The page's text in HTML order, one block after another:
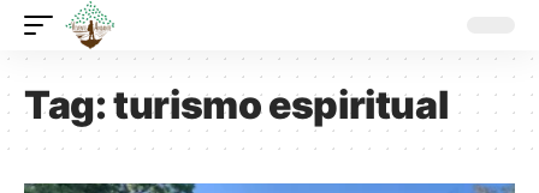
Tag:turismo espiritual